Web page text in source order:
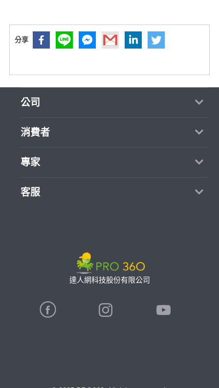
達人網科技股份有限公司
公司
關於我們
部落格
加入我們
消費者
買服務
熱門服務
關鍵字搜尋
專家
找案件
特約專家
客服
信任與保障